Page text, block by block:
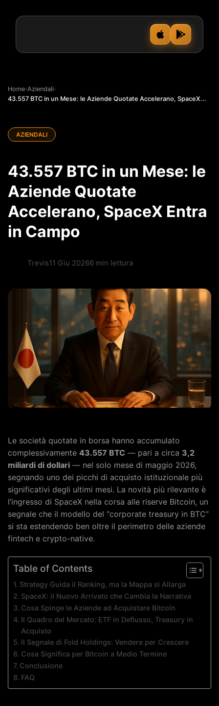
Home›Aziendali›
43.557 BTC in un Mese: le Aziende Quotate Accelerano, SpaceX...
AZIENDALI
43.557 BTC in un Mese: le
Aziende Quotate
Accelerano, SpaceX Entra
in Campo
Trevis11 Giu 20266 min lettura
Le società quotate in borsa hanno accumulato
complessivamente 43.557 BTC — pari a circa 3,2
miliardi di dollari — nel solo mese di maggio 2026,
segnando uno dei picchi di acquisto istituzionale più
significativi degli ultimi mesi. La novità più rilevante è
l’ingresso di SpaceX nella corsa alle riserve Bitcoin, un
segnale che il modello del “corporate treasury in BTC”
si sta estendendo ben oltre il perimetro delle aziende
fintech e crypto-native.
Table of Contents
Strategy Guida il Ranking, ma la Mappa si Allarga
SpaceX: il Nuovo Arrivato che Cambia la Narrativa
Cosa Spinge le Aziende ad Acquistare Bitcoin
Il Quadro del Mercato: ETF in Deflusso, Treasury in
Acquisto
Il Segnale di Fold Holdings: Vendere per Crescere
Cosa Significa per Bitcoin a Medio Termine
Conclusione
FAQ